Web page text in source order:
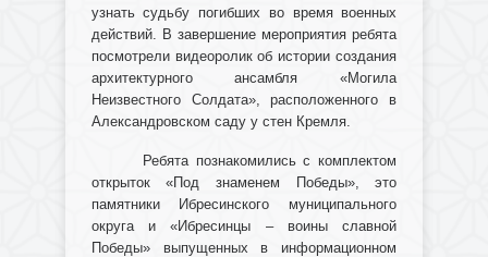
узнать судьбу погибших во время военных
действий. В завершение мероприятия ребята
посмотрели видеоролик об истории создания
архитектурного ансамбля «Могила
Неизвестного Солдата», расположенного в
Александровском саду у стен Кремля.
Ребята познакомились с комплектом
открыток «Под знаменем Победы», это
памятники Ибресинского муниципального
округа и «Ибресинцы – воины славной
Победы» выпущенных в информационном